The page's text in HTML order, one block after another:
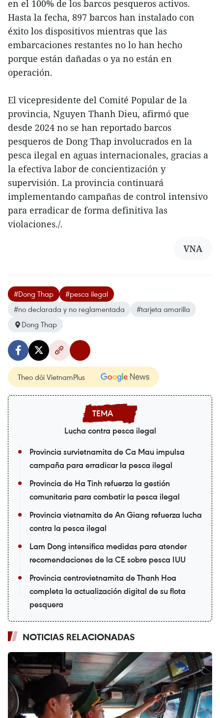
en el 100% de los barcos pesqueros activos.
Hasta la fecha, 897 barcos han instalado con
éxito los dispositivos mientras que las
embarcaciones restantes no lo han hecho
porque están dañadas o ya no están en
operación.
El vicepresidente del Comité Popular de la
provincia, Nguyen Thanh Dieu, afirmó que
desde 2024 no se han reportado barcos
pesqueros de Dong Thap involucrados en la
pesca ilegal en aguas internacionales, gracias a
la efectiva labor de concientización y
supervisión. La provincia continuará
implementando campañas de control intensivo
para erradicar de forma definitiva las
violaciones./.
VNA
#Dong Thap
#pesca ilegal
#no declarada y no reglamentada
#tarjeta amarilla
Dong Thap
Theo dõi VietnamPlus
Lucha contra pesca ilegal
Provincia survietnamita de Ca Mau impulsa
campaña para erradicar la pesca ilegal
Provincia de Ha Tinh refuerza la gestión
comunitaria para combatir la pesca ilegal
Provincia vietnamita de An Giang refuerza lucha
contra la pesca ilegal
Lam Dong intensifica medidas para atender
recomendaciones de la CE sobre pesca IUU
Provincia centrovietnamita de Thanh Hoa
completa la actualización digital de su flota
pesquera
NOTICIAS RELACIONADAS